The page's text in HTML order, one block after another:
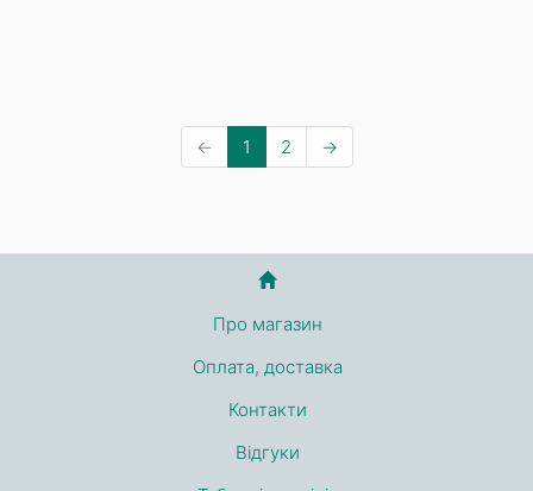
← 1 2 →
Про магазин
Оплата, доставка
Контакти
Відгуки